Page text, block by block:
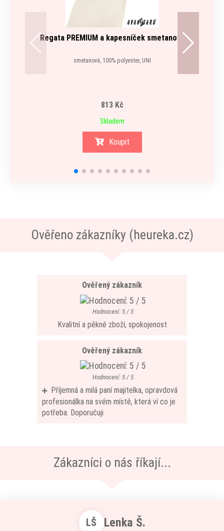
Regata PREMIUM a kapesníček smetanová
smetanová, 100% polyester, UNI
813 Kč
Skladem
Koupit
Ověřeno zákazníky (heureka.cz)
Ověřený zákazník
Hodnocení: 5 / 5
Kvalitní a pěkné zboží, spokojenost
Ověřený zákazník
Hodnocení: 5 / 5
Příjemná a milá paní majitelka, opravdová
profesionálka na svém místě, která ví co je
potřeba. Doporučuji
Zákazníci o nás říkají...
LŠ Lenka Š.